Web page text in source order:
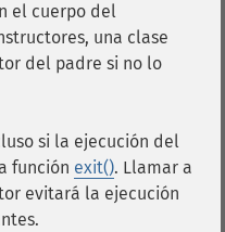
el cuerpo del
una clase
del padre si no lo
si la ejecución del
función exit(). Llamar a
evitará la ejecución